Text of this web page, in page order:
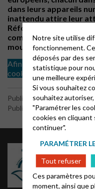
dans leurs appareils
inattendu attire leur
Réforme protestante.
commencent une
mouvement.
Afin de visualiser les
cookies de type analytics
Publié le 30 octobre 2024
Publié par le webmaster
Notre site utilise
fonctionnement.
déposés par des
statistique pour
une meilleure
Si vous souhaitez
souhaitez
"Paramétrer les
cookies en
continuer".
PARAMÉTRER
Tout refuser
Ces paramètres
moment, ainsi que